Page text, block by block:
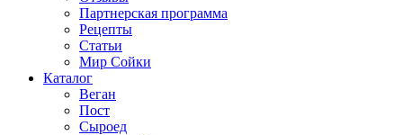
Партнерская программа
Рецепты
Статьи
Мир Сойки
Каталог
Веган
Пост
Сыроед